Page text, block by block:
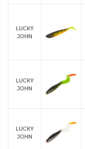
LUCKY
JOHN
LUCKY
JOHN
LUCKY
JOHN